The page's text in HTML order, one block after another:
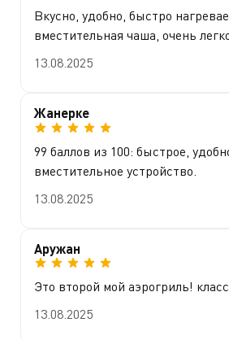
Вкусно, удобно, быстро
вместительная чаша, очень
13.08.2025
Жанерке
99 баллов из 100: быстрое,
вместительное устройство.
13.08.2025
Аружан
Это второй мой аэрогриль!
13.08.2025